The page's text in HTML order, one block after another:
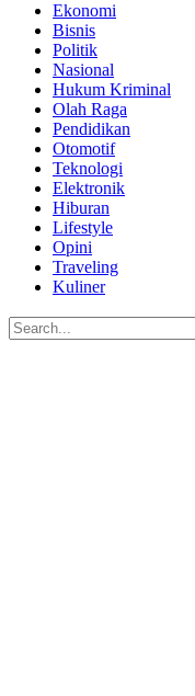
Ekonomi
Bisnis
Politik
Nasional
Hukum Kriminal
Olah Raga
Pendidikan
Otomotif
Teknologi
Elektronik
Hiburan
Lifestyle
Opini
Traveling
Kuliner